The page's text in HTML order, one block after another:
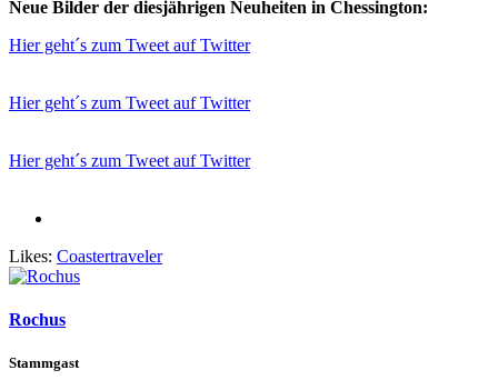
Neue Bilder der diesjährigen Neuheiten in Chessington:
Hier geht´s zum Tweet auf Twitter
Hier geht´s zum Tweet auf Twitter
Hier geht´s zum Tweet auf Twitter
Likes: Coastertraveler
Rochus
Stammgast